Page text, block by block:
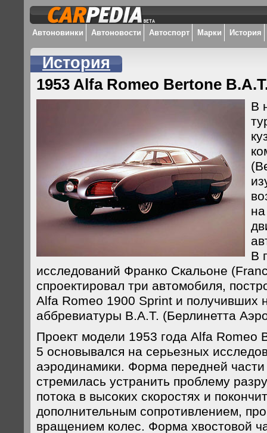
Автоновинки Автоновости Автоспорт Марки История
История
1953 Alfa Romeo Bertone
В
В
исследований Франко Скальоне
спроектировал три автомобиля,
Alfa Romeo 1900 Sprint и получивших
аббревиатуры B.A.T. (Берлинетта
Проект модели 1953 года Alfa Romeo
5 основывался на серьезных
аэродинамики. Форма передней
стремилась устранить проблему
потока в высоких скоростях и
дополнительным сопротивлением,
вращением колес. Форма хвостовой